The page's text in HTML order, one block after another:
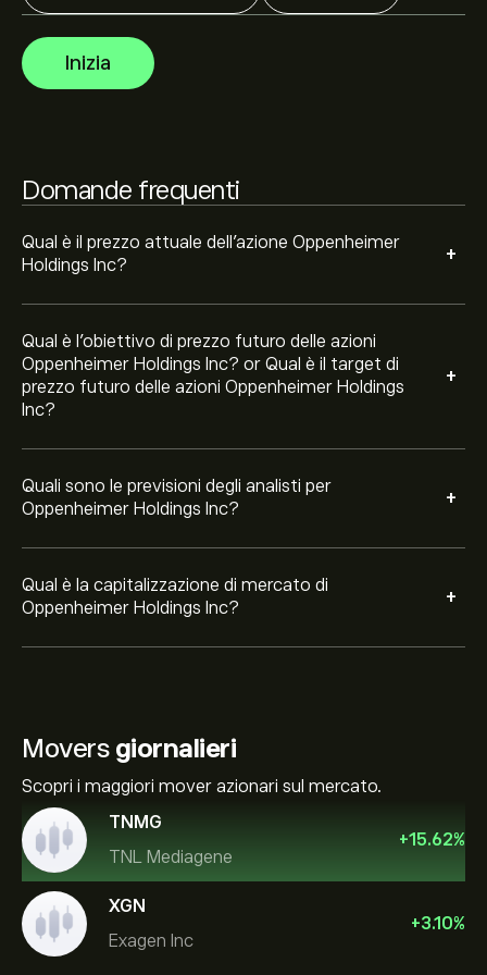
Inizia
Domande frequenti
Qual è il prezzo attuale dell'azione Oppenheimer
Holdings Inc?
+
Qual è l'obiettivo di prezzo futuro delle azioni
Oppenheimer Holdings Inc? or Qual è il target di
prezzo futuro delle azioni Oppenheimer Holdings
Inc?
+
Quali sono le previsioni degli analisti per
Oppenheimer Holdings Inc?
+
Gli analisti offrono previsioni per le azioni Oppenheimer
Holdings Inc basate su tendenze di mercato, rapporti
finanziari e crescita prevista. Consulta le previsioni
Qual è la capitalizzazione di mercato di
Oppenheimer Holdings Inc?
+
Movers giornalieri
Scopri i maggiori mover azionari sul mercato.
TNMG
TNL Mediagene
+15.62%
XGN
Exagen Inc
+3.10%